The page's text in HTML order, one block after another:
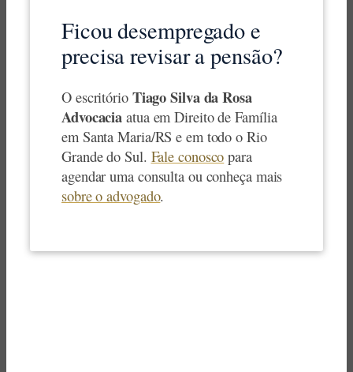
Ficou desempregado e
precisa revisar a pensão?
O escritório Tiago Silva da Rosa
Advocacia atua em Direito de Família
em Santa Maria/RS e em todo o Rio
Grande do Sul. Fale conosco para
agendar uma consulta ou conheça mais
sobre o advogado.